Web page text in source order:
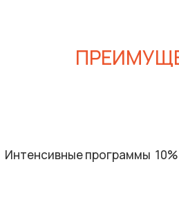
Интенсивные программы